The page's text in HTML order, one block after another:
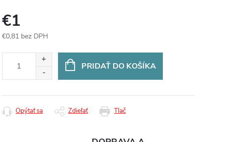
€1
€0,81 bez DPH
PRIDAŤ DO KOŠÍKA
Tlač
Opýtať sa Zdieľať